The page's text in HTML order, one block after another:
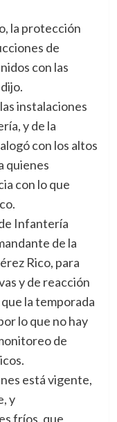
la protección
de
con las
instalaciones
y de la
con los altos
quienes
con lo que
Infantería
de la
Rico, para
y de reacción
la temporada
lo que no hay
de
está vigente,
y
fríos, que